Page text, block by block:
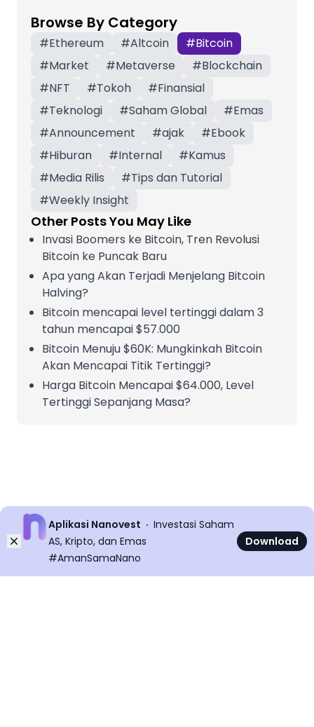
Browse By Category
#Ethereum #Altcoin #Bitcoin
#Market #Metaverse #Blockchain
#NFT #Tokoh #Finansial
#Teknologi #Saham Global #Emas
#Announcement #ajak #Ebook
#Hiburan #Internal #Kamus
#Media Rilis #Tips dan Tutorial
#Weekly Insight
Other Posts You May Like
Invasi Boomers ke Bitcoin, Tren Revolusi
Bitcoin ke Puncak Baru
Apa yang Akan Terjadi Menjelang Bitcoin
Halving?
Bitcoin mencapai level tertinggi dalam 3
tahun mencapai $57.000
Bitcoin Menuju $60K: Mungkinkah Bitcoin
Akan Mencapai Titik Tertinggi?
Harga Bitcoin Mencapai $64.000, Level
Tertinggi Sepanjang Masa?
Dismiss
Aplikasi Nanovest
Investasi Saham
AS, Kripto, dan Emas
#AmanSamaNano
Download